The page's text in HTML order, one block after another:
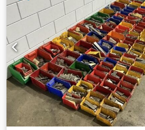
Transportgewicht [kg]: 150kg -
Financiële informatie BTW: De
BTW BTW/marge: BTW verrekenbaar
Levering en inruil altijd mogelijk van
sectoren Yorick Diebels